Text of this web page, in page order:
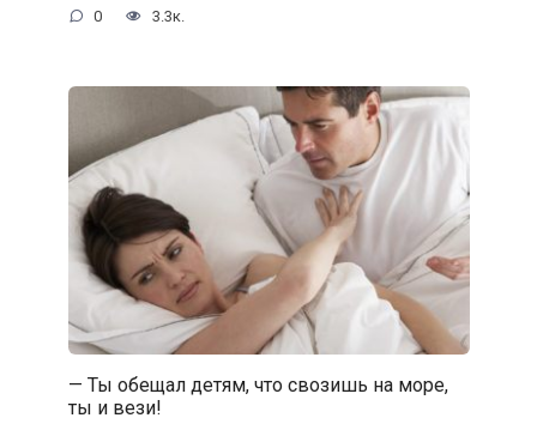
0 3.3к.
— Ты обещал детям, что свозишь на море,
ты и вези!